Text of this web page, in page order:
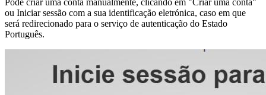
Pode criar uma conta manualmente, clicando em "Criar uma conta"
ou Iniciar sessão com a sua identificação eletrónica, caso em que
será redirecionado para o serviço de autenticação do Estado
Português.